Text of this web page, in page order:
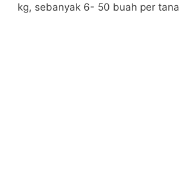
kg, sebanyak 6- 50 buah per